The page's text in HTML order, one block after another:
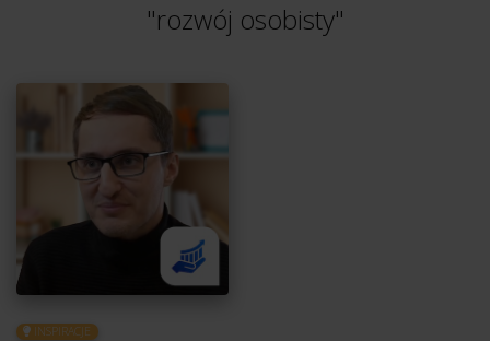
"rozwój osobisty"
INSPIRACJE